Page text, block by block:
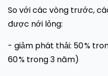
So với các vòng trước,
được nới lỏng:
- giảm phát thải: 50 %
60 % trong 3 năm)